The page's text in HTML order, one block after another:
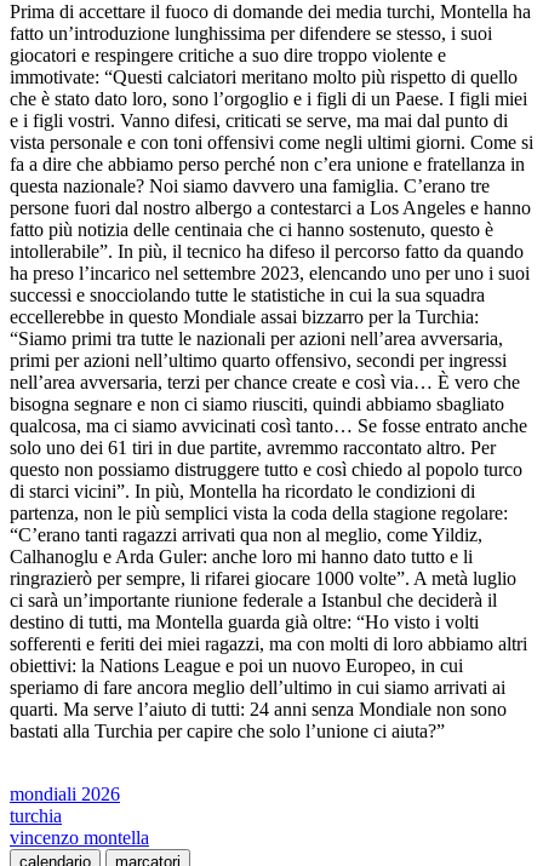
Prima di accettare il fuoco di domande dei media turchi, Montella ha
fatto un’introduzione lunghissima per difendere se stesso, i suoi
giocatori e respingere critiche a suo dire troppo violente e
immotivate: “Questi calciatori meritano molto più rispetto di quello
che è stato dato loro, sono l’orgoglio e i figli di un Paese. I figli miei
e i figli vostri. Vanno difesi, criticati se serve, ma mai dal punto di
vista personale e con toni offensivi come negli ultimi giorni. Come si
fa a dire che abbiamo perso perché non c’era unione e fratellanza in
questa nazionale? Noi siamo davvero una famiglia. C’erano tre
persone fuori dal nostro albergo a contestarci a Los Angeles e hanno
fatto più notizia delle centinaia che ci hanno sostenuto, questo è
intollerabile”. In più, il tecnico ha difeso il percorso fatto da quando
ha preso l’incarico nel settembre 2023, elencando uno per uno i suoi
successi e snocciolando tutte le statistiche in cui la sua squadra
eccellerebbe in questo Mondiale assai bizzarro per la Turchia:
“Siamo primi tra tutte le nazionali per azioni nell’area avversaria,
primi per azioni nell’ultimo quarto offensivo, secondi per ingressi
nell’area avversaria, terzi per chance create e così via… È vero che
bisogna segnare e non ci siamo riusciti, quindi abbiamo sbagliato
qualcosa, ma ci siamo avvicinati così tanto… Se fosse entrato anche
solo uno dei 61 tiri in due partite, avremmo raccontato altro. Per
questo non possiamo distruggere tutto e così chiedo al popolo turco
di starci vicini”. In più, Montella ha ricordato le condizioni di
partenza, non le più semplici vista la coda della stagione regolare:
“C’erano tanti ragazzi arrivati qua non al meglio, come Yildiz,
Calhanoglu e Arda Guler: anche loro mi hanno dato tutto e li
ringrazierò per sempre, li rifarei giocare 1000 volte”. A metà luglio
ci sarà un’importante riunione federale a Istanbul che deciderà il
destino di tutti, ma Montella guarda già oltre: “Ho visto i volti
sofferenti e feriti dei miei ragazzi, ma con molti di loro abbiamo altri
obiettivi: la Nations League e poi un nuovo Europeo, in cui
speriamo di fare ancora meglio dell’ultimo in cui siamo arrivati ai
quarti. Ma serve l’aiuto di tutti: 24 anni senza Mondiale non sono
bastati alla Turchia per capire che solo l’unione ci aiuta?”
mondiali 2026
turchia
vincenzo montella
calendario marcatori